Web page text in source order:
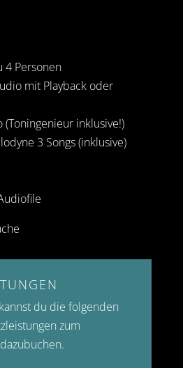
4 Personen
mit Playback oder
inklusive!)
3 Songs (inklusive)
du die folgenden
zum